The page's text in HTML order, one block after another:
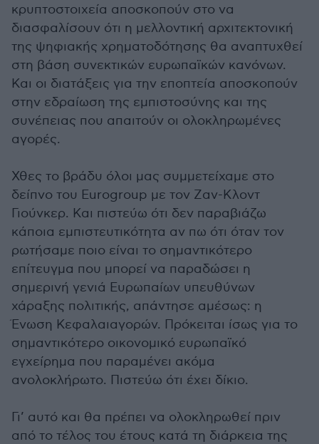
κρυπτοστοιχεία αποσκοπούν στο να
διασφαλίσουν ότι η μελλοντική αρχιτεκτονική
της ψηφιακής χρηματοδότησης θα αναπτυχθεί
στη βάση συνεκτικών ευρωπαϊκών κανόνων.
Και οι διατάξεις για την εποπτεία αποσκοπούν
στην εδραίωση της εμπιστοσύνης και της
συνέπειας που απαιτούν οι ολοκληρωμένες
αγορές.
Χθες το βράδυ όλοι μας συμμετείχαμε στο
δείπνο του Eurogroup με τον Ζαν-Κλοντ
Γιούνκερ. Και πιστεύω ότι δεν παραβιάζω
κάποια εμπιστευτικότητα αν πω ότι όταν τον
ρωτήσαμε ποιο είναι το σημαντικότερο
επίτευγμα που μπορεί να παραδώσει η
σημερινή γενιά Ευρωπαίων υπευθύνων
χάραξης πολιτικής, απάντησε αμέσως: η
Ένωση Κεφαλαιαγορών. Πρόκειται ίσως για το
σημαντικότερο οικονομικό ευρωπαϊκό
εγχείρημα που παραμένει ακόμα
ανολοκλήρωτο. Πιστεύω ότι έχει δίκιο.
Γι’ αυτό και θα πρέπει να ολοκληρωθεί πριν
από το τέλος του έτους κατά τη διάρκεια της